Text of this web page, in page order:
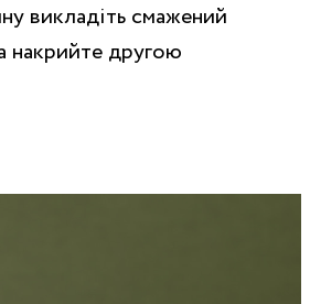
викладіть смажений
накрийте другою